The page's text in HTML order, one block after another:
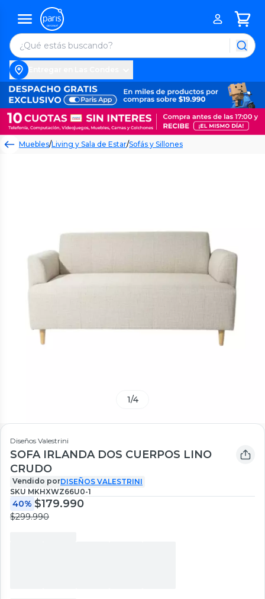
Muebles/Living y Sala de Estar/Sofás y Sillones
1/4
Diseños Valestrini
SOFA IRLANDA DOS CUERPOS LINO
CRUDO
Vendido porDISEÑOS VALESTRINI
SKU MKHXWZ66U0-1
40% $179.990
$299.990